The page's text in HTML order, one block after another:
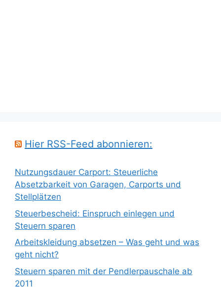
Hier RSS-Feed abonnieren:
Nutzungsdauer Carport: Steuerliche
Absetzbarkeit von Garagen, Carports und
Stellplätzen
Steuerbescheid: Einspruch einlegen und
Steuern sparen
Arbeitskleidung absetzen – Was geht und was
geht nicht?
Steuern sparen mit der Pendlerpauschale ab
2011